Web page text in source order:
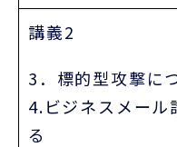
講義2
3．標的型攻撃に
4.ビジネスメール
る